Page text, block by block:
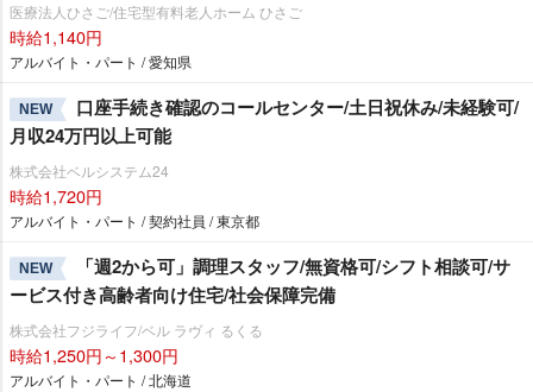
医療法人ひさご/住宅型有料老人ホーム ひさご
時給1,140円
アルバイト・パート / 愛知県
NEW
口座手続き確認のコールセンター/土日祝休み/未経験可/
月収24万円以上可能
株式会社ベルシステム24
時給1,720円
アルバイト・パート / 契約社員 / 東京都
NEW
「週2から可」調理スタッフ/無資格可/シフト相談可/サ
ービス付き高齢者向け住宅/社会保障完備
株式会社フジライフ/ベル ラヴィ るくる
時給1,250円～1,300円
アルバイト・パート / 北海道